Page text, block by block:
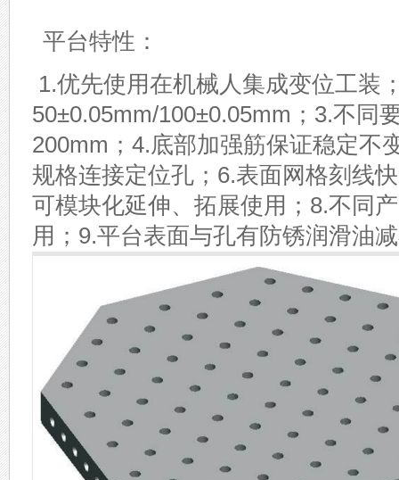
平台特性：
1.优先使用在机械人集成变位工装
50±0.05mm/100±0.05mm；3.不同
200mm；4.底部加强筋保证稳定不
规格连接定位孔；6.表面网格刻线
可模块化延伸、拓展使用；8.不同
用；9.平台表面与孔有防锈润滑油